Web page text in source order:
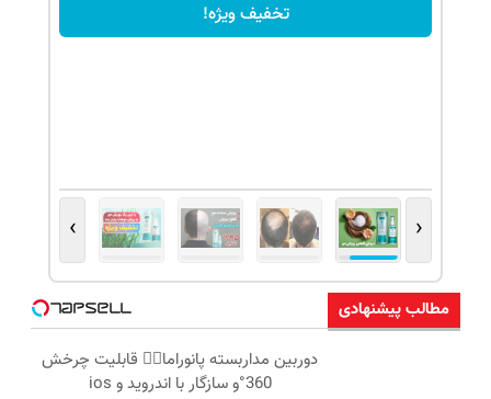
تخفیف ویژه!
‹
›
مطالب پیشنهادی
دوربین مداربسته پانوراما👈🏻 قابلیت چرخش
360°و سازگار با اندروید و ios